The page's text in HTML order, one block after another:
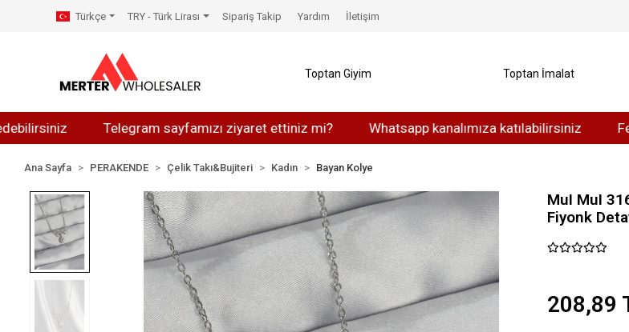
Telegram sayfamızı ziyaret ettiniz mi? Whatsapp kanalımıza katılabilirsiniz
Türkçe TRY - Türk Lirası Sipariş Takip Yardım İletişim
Toptan Giyim Toptan İmalat
Ana Sayfa PERAKENDE Çelik Takı&Bujiteri Kadın Bayan Kolye
MuI MuI
Fiyonk
208,89